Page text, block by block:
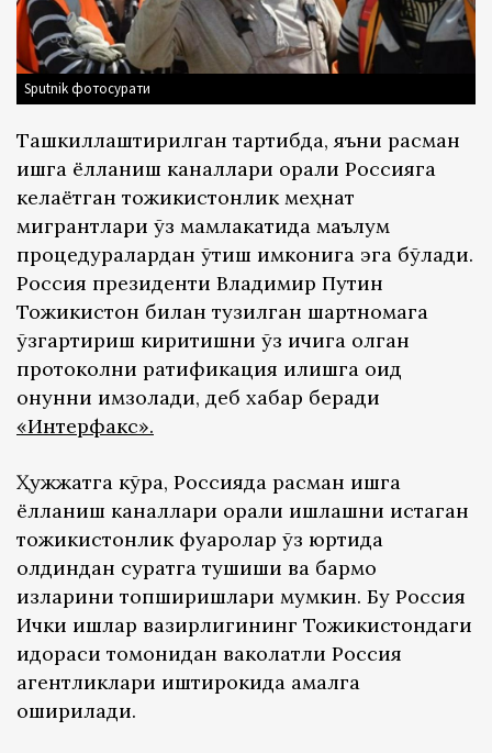
Sputnik фотосурати
Ташкиллаштирилган тартибда, яъни расман
ишга ёлланиш каналлари орқали Россияга
келаётган тожикистонлик меҳнат
мигрантлари ўз мамлакатида маълум
процедуралардан ўтиш имконига эга бўлади.
Россия президенти Владимир Путин
Тожикистон билан тузилган шартномага
ўзгартириш киритишни ўз ичига олган
протоколни ратификация қилишга оид
қонунни имзолади, деб хабар беради
«Интерфакс».
Ҳужжатга кўра, Россияда расман ишга
ёлланиш каналлари орқали ишлашни истаган
тожикистонлик фуқаролар ўз юртида
олдиндан суратга тушиши ва бармоқ
изларини топширишлари мумкин. Бу Россия
Ички ишлар вазирлигининг Тожикистондаги
идораси томонидан ваколатли Россия
агентликлари иштирокида амалга
оширилади.